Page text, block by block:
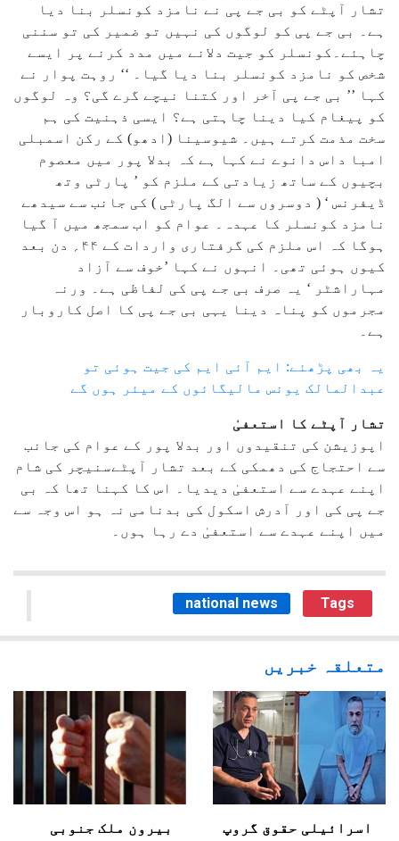
تشار آپٹے کو بی جے پی نے نامزد کونسلر بنا دیا
ہے۔ بی جے پی کو لوگوں کی نہیں تو ضمیر کی تو سننی
چاہئے۔کونسلر کو جیت دلانے میں مدد کرنے پر ایسے
شخص کو نامزد کونسلر بنا دیا گیا۔ ‘‘ روہت پوار نے
کہا ’’ بی جے پی آخر اور کتنا نیچے گرے گی؟ وہ لوگوں
کو پیغام کیا دینا چاہتی ہے؟ ایسی ذہنیت کی ہم
سخت مذمت کرتے ہیں۔ شیوسینا (ادھو) کے رکن اسمبلی
امبا داس دانوے نے کہا ہے کہ بدلا پور میں معصوم
بچیوں کے ساتھ زیادتی کے ملزم کو ’ پارٹی وتھ
ڈیفرنس ‘ ( دوسروں سے الگ پارٹی ) کی جانب سے سیدھے
نامزد کونسلر کا عہدہ۔ عوام کو اب سمجھ میں آ گیا
ہوگا کہ اس ملزم کی گرفتاری واردات کے ۴۴؍ دن بعد
کیوں ہوئی تھی۔ انہوں نے کہا ’خوف سے آزاد
مہاراشٹر ‘ یہ صرف بی جے پی کی لفاظی ہے۔ ورنہ
مجرموں کو پناہ دینا یہی بی جے پی کا اصل کاروبار
ہے۔
یہ بھی پڑھئے: ایم آئی ایم کی جیت ہوئی تو
عبدالمالک یونس مالیگائوں کے میئر ہوں گے
تشار آپٹے کا استعفیٰ
اپوزیشن کی تنقیدوں اور بدلا پور کے عوام کی جانب
سے احتجاج کی دھمکی کے بعد تشار آپٹےسنیچر کی شام
اپنے عہدے سے استعفیٰ دیدیا۔ اس کا کہنا تھا کہ بی
جے پی کی اور آدرش اسکول کی بدنامی نہ ہو اس وجہ سے
میں اپنے عہدے سے استعفیٰ دے رہا ہوں۔
national news Tags
متعلقہ خبریں
اسرائیلی حقوق گروپ
بیرون ملک جنوبی